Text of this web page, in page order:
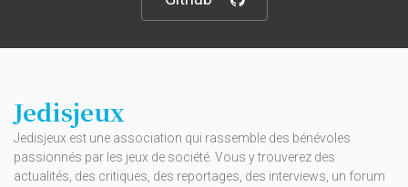
Jedisjeux
Jedisjeux est une association qui rassemble des bénévoles
passionnés par les jeux de société. Vous y trouverez des
actualités, des critiques, des reportages, des interviews, un forum